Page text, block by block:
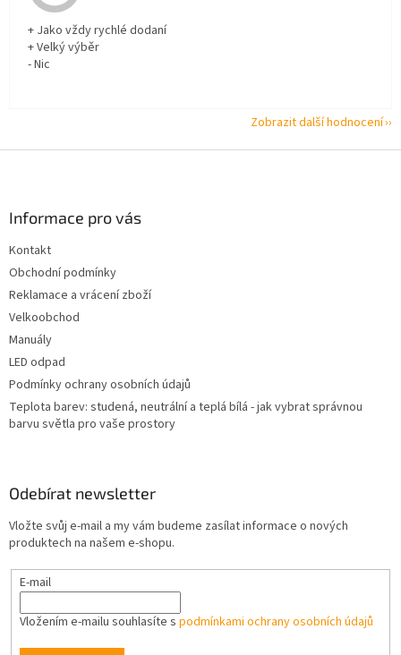
+ Jako vždy rychlé dodaní
+ Velký výběr
- Nic
Zobrazit další hodnocení
Informace pro vás
Kontakt
Obchodní podmínky
Reklamace a vrácení zboží
Velkoobchod
Manuály
LED odpad
Podmínky ochrany osobních údajů
Teplota barev: studená, neutrální a teplá bílá - jak vybrat správnou
barvu světla pro vaše prostory
Odebírat newsletter
Vložte svůj e-mail a my vám budeme zasílat informace o nových
produktech na našem e-shopu.
E-mail
Vložením e-mailu souhlasíte s podmínkami ochrany osobních údajů